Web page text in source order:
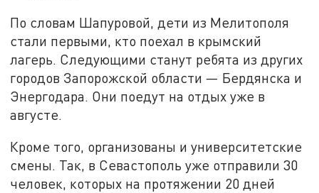
По словам Шапуровой, дети из Мелитополя
стали первыми, кто поехал в крымский
лагерь. Следующими станут ребята из других
городов Запорожской области — Бердянска и
Энергодара. Они поедут на отдых уже в
августе.
Кроме того, организованы и университетские
смены. Так, в Севастополь уже отправили 30
человек, которых на протяжении 20 дней